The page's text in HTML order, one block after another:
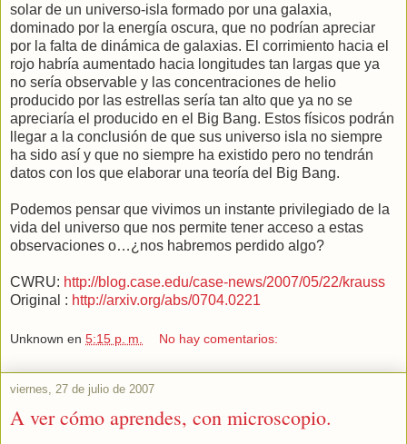
solar de un universo-isla formado por una galaxia,
dominado por la energía oscura, que no podrían apreciar
por la falta de dinámica de galaxias. El corrimiento hacia el
rojo habría aumentado hacia longitudes tan largas que ya
no sería observable y las concentraciones de helio
producido por las estrellas sería tan alto que ya no se
apreciaría el producido en el Big Bang. Estos físicos podrán
llegar a la conclusión de que sus universo isla no siempre
ha sido así y que no siempre ha existido pero no tendrán
datos con los que elaborar una teoría del Big Bang.
Podemos pensar que vivimos un instante privilegiado de la
vida del universo que nos permite tener acceso a estas
observaciones o…¿nos habremos perdido algo?
CWRU: http://blog.case.edu/case-news/2007/05/22/krauss
Original : http://arxiv.org/abs/0704.0221
Unknown en 5:15 p. m. No hay comentarios:
viernes, 27 de julio de 2007
A ver cómo aprendes, con microscopio.